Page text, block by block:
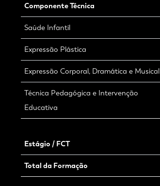
Componente Técnica
Saúde Infantil
Expressão Plástica
Expressão Corporal, Dramática e Musical
Técnica Pedagógica e Intervenção
Educativa
Estágio / FCT
Total da Formação